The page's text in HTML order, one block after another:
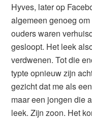
Hyves, later op
algemeen genoeg
ouders waren
gesloopt. Het leek
verdwenen. Tot die
typte opnieuw zijn
gezicht dat me als
maar een jongen die
leek. Zijn zoon. Het